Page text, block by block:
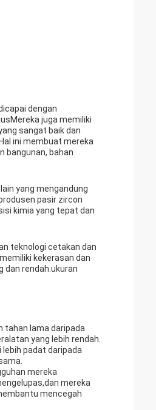
dengan
juga memiliki
sangat baik dan
ini membuat mereka
bangunan, bahan
yang mengandung
pasir zircon
kimia yang tepat dan
teknologi cetakan dan
kekerasan dan
dan rendah.ukuran
tahan lama daripada
yang lebih rendah.
padat daripada
mereka
mereka
mencegah